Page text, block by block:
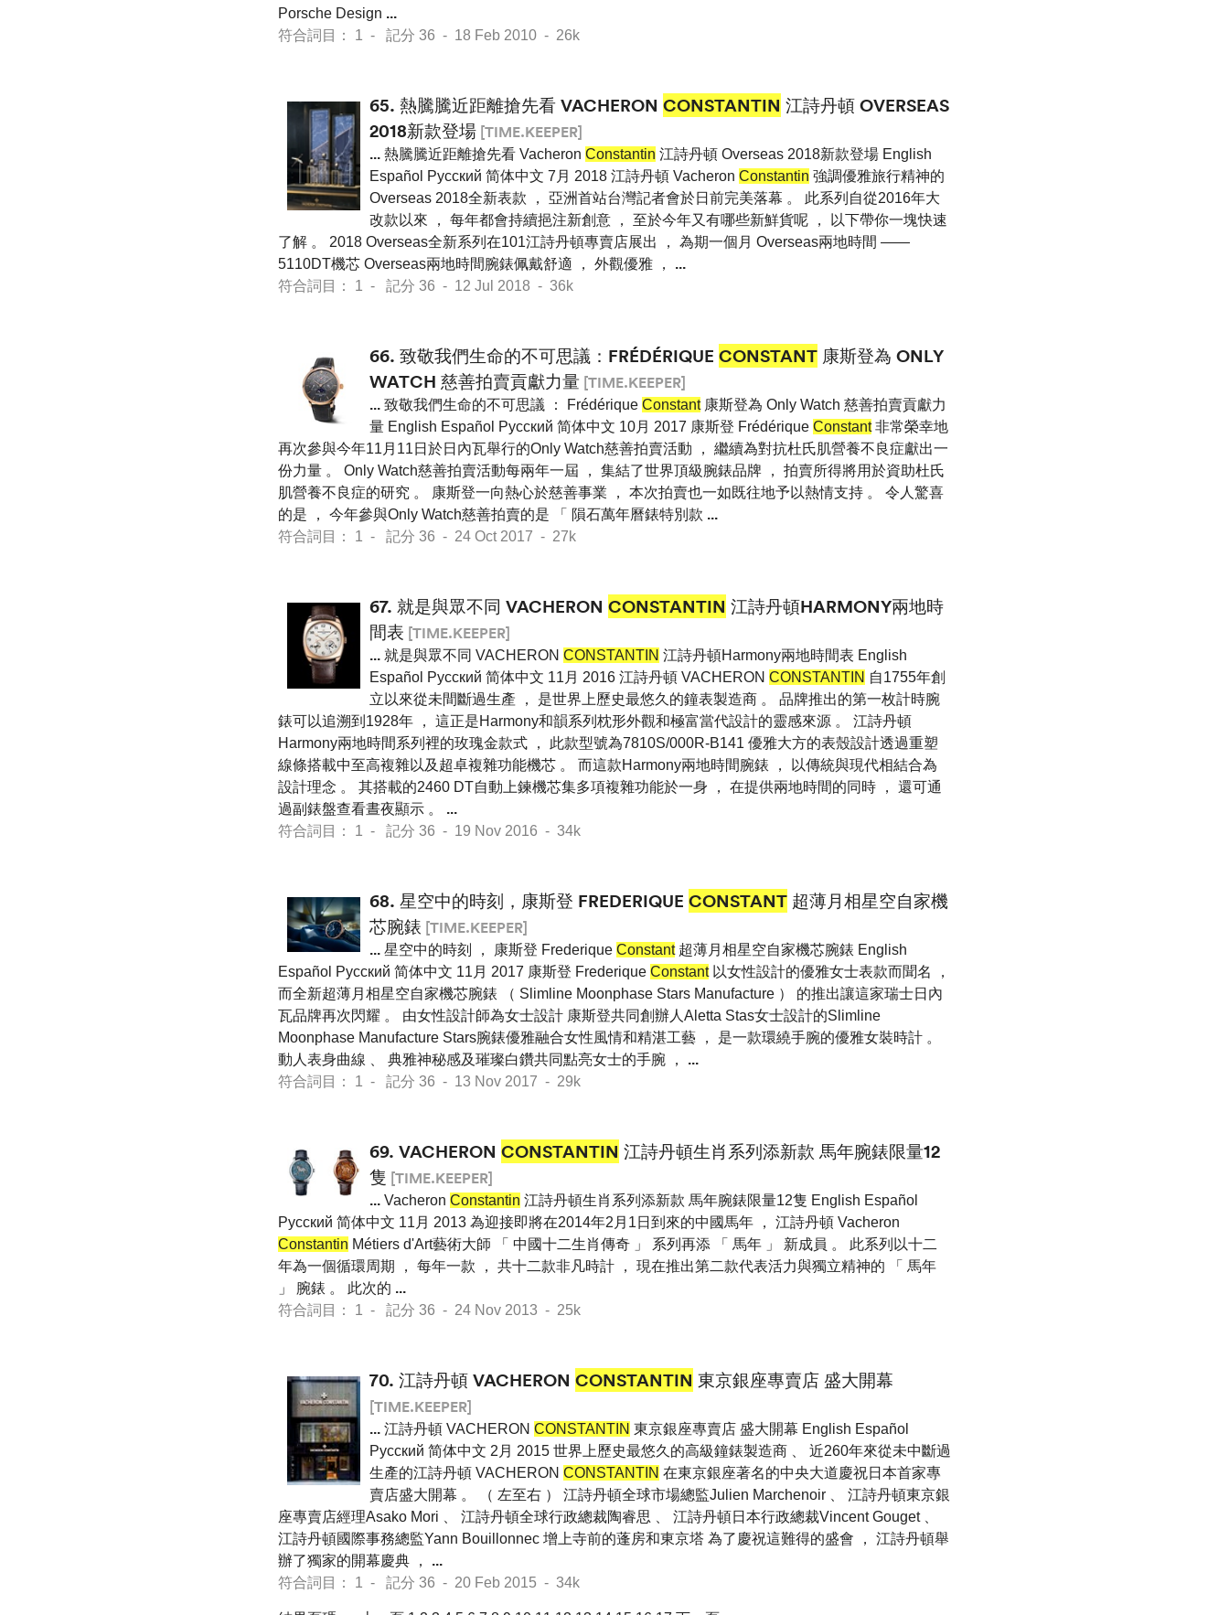
Porsche Design ...
符合詞目： 1 - 記分 36 - 18 Feb 2010 - 26k
65. 熱騰騰近距離搶先看 VACHERON CONSTANTIN 江詩丹頓 OVERSEAS
2018新款登場 [TIME.KEEPER]
... 熱騰騰近距離搶先看 Vacheron Constantin 江詩丹頓 Overseas 2018新款登場 English
Español Pусский 简体中文 7月 2018 江詩丹頓 Vacheron Constantin 強調優雅旅行精神的
Overseas 2018全新表款 ， 亞洲首站台灣記者會於日前完美落幕 。 此系列自從2016年大
改款以來 ， 每年都會持續挹注新創意 ， 至於今年又有哪些新鮮貨呢 ， 以下帶你一塊快速
了解 。 2018 Overseas全新系列在101江詩丹頓專賣店展出 ， 為期一個月 Overseas兩地時間 ——
5110DT機芯 Overseas兩地時間腕錶佩戴舒適 ， 外觀優雅 ， ...
符合詞目： 1 - 記分 36 - 12 Jul 2018 - 36k
66. 致敬我們生命的不可思議：FRÉDÉRIQUE CONSTANT 康斯登為 ONLY
WATCH 慈善拍賣貢獻力量 [TIME.KEEPER]
... 致敬我們生命的不可思議 ： Frédérique Constant康斯登為 Only Watch 慈善拍賣貢獻力
量 English Español Pусский 简体中文 10月 2017 康斯登 Frédérique Constant非常榮幸地
再次參與今年11月11日於日內瓦舉行的Only Watch慈善拍賣活動 ， 繼續為對抗杜氏肌營養不良症獻出一
份力量 。 Only Watch慈善拍賣活動每兩年一屆 ， 集結了世界頂級腕錶品牌 ， 拍賣所得將用於資助杜氏
肌營養不良症的研究 。 康斯登一向熱心於慈善事業 ， 本次拍賣也一如既往地予以熱情支持 。 令人驚喜
的是 ， 今年參與Only Watch慈善拍賣的是 「 隕石萬年曆錶特別款 ...
符合詞目： 1 - 記分 36 - 24 Oct 2017 - 27k
67. 就是與眾不同 VACHERON CONSTANTIN 江詩丹頓HARMONY兩地時
間表 [TIME.KEEPER]
... 就是與眾不同 VACHERON CONSTANTIN 江詩丹頓Harmony兩地時間表 English
Español Pусский 简体中文 11月 2016 江詩丹頓 VACHERON CONSTANTIN 自1755年創
立以來從未間斷過生產 ， 是世界上歷史最悠久的鐘表製造商 。 品牌推出的第一枚計時腕
錶可以追溯到1928年 ， 這正是Harmony和韻系列枕形外觀和極富當代設計的靈感來源 。 江詩丹頓
Harmony兩地時間系列裡的玫瑰金款式 ， 此款型號為7810S/000R-B141 優雅大方的表殼設計透過重塑
線條搭載中至高複雜以及超卓複雜功能機芯 。 而這款Harmony兩地時間腕錶 ， 以傳統與現代相結合為
設計理念 。 其搭載的2460 DT自動上鍊機芯集多項複雜功能於一身 ， 在提供兩地時間的同時 ， 還可通
過副錶盤查看晝夜顯示 。 ...
符合詞目： 1 - 記分 36 - 19 Nov 2016 - 34k
68. 星空中的時刻，康斯登 FREDERIQUE CONSTANT 超薄月相星空自家機
芯腕錶 [TIME.KEEPER]
... 星空中的時刻 ， 康斯登 Frederique Constant超薄月相星空自家機芯腕錶 English
Español Pусский 简体中文 11月 2017 康斯登 Frederique Constant以女性設計的優雅女士表款而聞名 ，
而全新超薄月相星空自家機芯腕錶 （ Slimline Moonphase Stars Manufacture ） 的推出讓這家瑞士日內
瓦品牌再次閃耀 。 由女性設計師為女士設計 康斯登共同創辦人Aletta Stas女士設計的Slimline
Moonphase Manufacture Stars腕錶優雅融合女性風情和精湛工藝 ， 是一款環繞手腕的優雅女裝時計 。
動人表身曲線 、 典雅神秘感及璀璨白鑽共同點亮女士的手腕 ， ...
符合詞目： 1 - 記分 36 - 13 Nov 2017 - 29k
69. VACHERON CONSTANTIN 江詩丹頓生肖系列添新款 馬年腕錶限量12
隻 [TIME.KEEPER]
... Vacheron Constantin 江詩丹頓生肖系列添新款 馬年腕錶限量12隻 English Español
Pусский 简体中文 11月 2013 為迎接即將在2014年2月1日到來的中國馬年 ， 江詩丹頓 Vacheron
Constantin Métiers d'Art藝術大師 「 中國十二生肖傳奇 」 系列再添 「 馬年 」 新成員 。 此系列以十二
年為一個循環周期 ， 每年一款 ， 共十二款非凡時計 ， 現在推出第二款代表活力與獨立精神的 「 馬年
」 腕錶 。 此次的 ...
符合詞目： 1 - 記分 36 - 24 Nov 2013 - 25k
70. 江詩丹頓 VACHERON CONSTANTIN 東京銀座專賣店 盛大開幕
[TIME.KEEPER]
... 江詩丹頓 VACHERON CONSTANTIN 東京銀座專賣店 盛大開幕 English Español
Pусский 简体中文 2月 2015 世界上歷史最悠久的高級鐘錶製造商 、 近260年來從未中斷過
生產的江詩丹頓 VACHERON CONSTANTIN 在東京銀座著名的中央大道慶祝日本首家專
賣店盛大開幕 。 （ 左至右 ） 江詩丹頓全球市場總監Julien Marchenoir 、 江詩丹頓東京銀
座專賣店經理Asako Mori 、 江詩丹頓全球行政總裁陶睿思 、 江詩丹頓日本行政總裁Vincent Gouget 、
江詩丹頓國際事務總監Yann Bouillonnec 增上寺前的蓬房和東京塔 為了慶祝這難得的盛會 ， 江詩丹頓舉
辦了獨家的開幕慶典 ， ...
符合詞目： 1 - 記分 36 - 20 Feb 2015 - 34k